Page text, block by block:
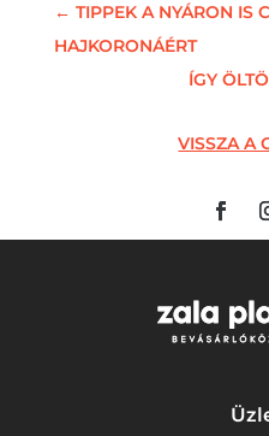
← TIPPEK A NYÁRON IS
HAJKORONÁÉRT
ÍGY
VISSZA A